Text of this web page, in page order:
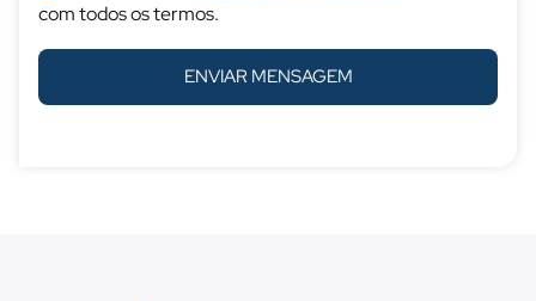
com todos os termos.
ENVIAR MENSAGEM